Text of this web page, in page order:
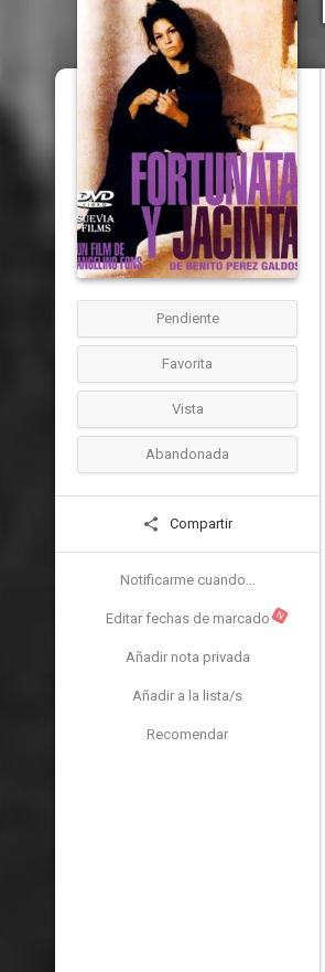
Pendiente
Favorita
Vista
Abandonada
Compartir
Notificarme cuando...
Editar fechas de marcado N
Añadir nota privada
Añadir a la lista/s
Recomendar